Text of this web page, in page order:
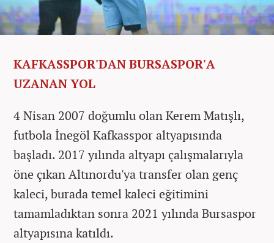
KAFKASSPOR'DAN BURSASPOR'A
UZANAN YOL
4 Nisan 2007 doğumlu olan Kerem Matışlı,
futbola İnegöl Kafkasspor altyapısında
başladı. 2017 yılında altyapı çalışmalarıyla
öne çıkan Altınordu'ya transfer olan genç
kaleci, burada temel kaleci eğitimini
tamamladıktan sonra 2021 yılında Bursaspor
altyapısına katıldı.